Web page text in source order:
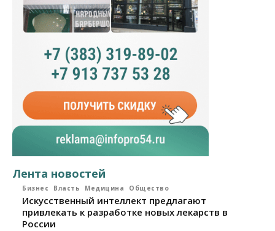
Лента новостей
Бизнес Власть Медицина Общество
Искусственный интеллект предлагают
привлекать к разработке новых лекарств в
России